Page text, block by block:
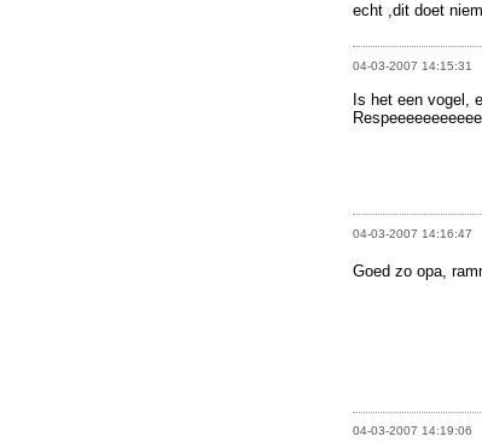
echt ,dit doet
04-03-2007 14:15:31
Is het een vogel,
04-03-2007 14:16:47
Goed zo opa,
04-03-2007 14:19:06